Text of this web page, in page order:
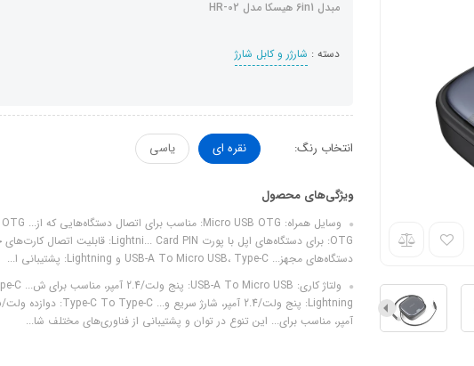
مبدل 6in1 هیسکا مدل HR-02
دسته : شارژر و کابل شارژ
انتخاب رنگ: نقره ای یاسی
ویژگی‌های محصول
دستگاه‌های مجهز... USB-A To Micro USB، Type-C و Lightning: پشتیبانی ا...
آمپر، مناسب برای... این تنوع در توان و پشتیبانی از فناوری‌های مختلف شا...